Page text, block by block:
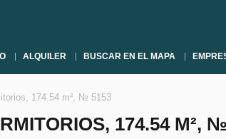
ALQUILER BUSCAR EN EL MAPA
174.54 m², № 5153
174.54 M²,